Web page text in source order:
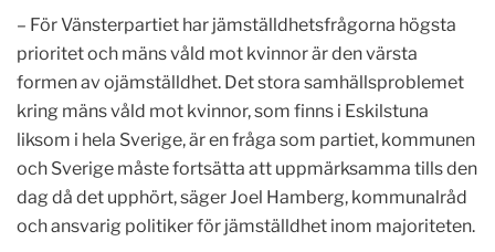
– För Vänsterpartiet har jämställdhetsfrågorna högsta
prioritet och mäns våld mot kvinnor är den värsta
formen av ojämställdhet. Det stora samhällsproblemet
kring mäns våld mot kvinnor, som finns i Eskilstuna
liksom i hela Sverige, är en fråga som partiet, kommunen
och Sverige måste fortsätta att uppmärksamma tills den
dag då det upphört, säger Joel Hamberg, kommunalråd
och ansvarig politiker för jämställdhet inom majoriteten.